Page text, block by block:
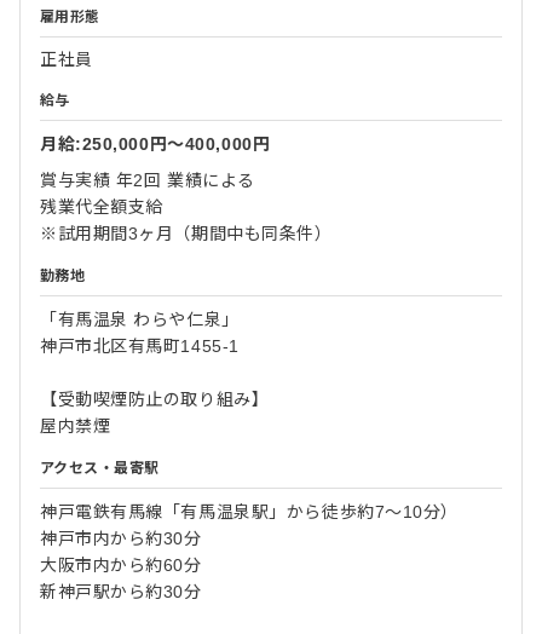
雇用形態
正社員
給与
月給:250,000円〜400,000円
賞与実績 年2回 業績による
残業代全額支給
※試用期間3ヶ月（期間中も同条件）
勤務地
「有馬温泉 わらや仁泉」
神戸市北区有馬町1455-1
【受動喫煙防止の取り組み】
屋内禁煙
アクセス・最寄駅
神戸電鉄有馬線「有馬温泉駅」から徒歩約7〜10分）
神戸市内から約30分
大阪市内から約60分
新神戸駅から約30分